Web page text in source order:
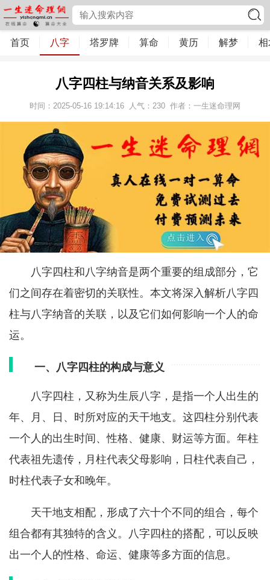
首页 八字 塔罗牌 算命 黄历 解梦 相
八字四柱与纳音关系及影响
时间：2025-05-16 19:14:16 人气： 230 作者：一生迷命理网
八字四柱和八字纳音是两个重要的组成部分，它
们之间存在着密切的关联性。本文将深入解析八字四
柱与八字纳音的关联，以及它们如何影响一个人的命
运。
一、八字四柱的构成与意义
八字四柱，又称为生辰八字，是指一个人出生的
年、月、日、时所对应的天干地支。这四柱分别代表
一个人的出生时间、性格、健康、财运等方面。年柱
代表祖先遗传，月柱代表父母影响，日柱代表自己，
时柱代表子女和晚年。
天干地支相配，形成了六十个不同的组合，每个
组合都有其独特的含义。八字四柱的搭配，可以反映
出一个人的性格、命运、健康等多方面的信息。